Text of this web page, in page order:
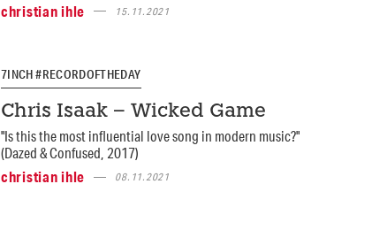
christian ihle
15.11.2021
7INCH #RECORDOFTHEDAY
Chris Isaak – Wicked Game
"Is this the most influential love song in modern music?"
(Dazed & Confused, 2017)
christian ihle
08.11.2021